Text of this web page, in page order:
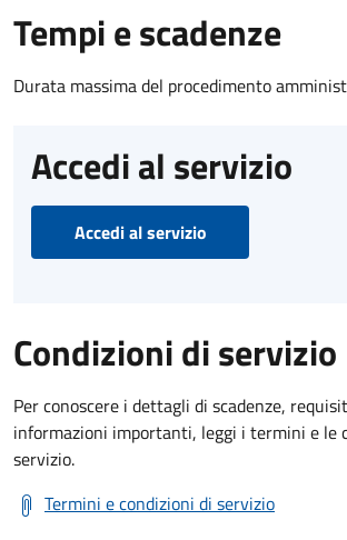
Tempi e scadenze
Durata massima del procedimento
Accedi al servizio
Accedi al servizio
Condizioni di servizio
Per conoscere i dettagli di scadenze,
informazioni importanti, leggi i termini e le
servizio.
Termini e condizioni di servizio